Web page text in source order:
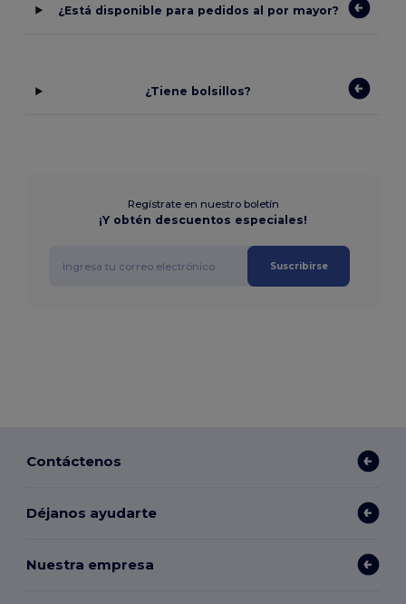
¿Está disponible para pedidos al por mayor?
¿Tiene bolsillos?
Regístrate en nuestro boletín
¡Y obtén descuentos especiales!
Suscribirse
Contáctenos
Déjanos ayudarte
Nuestra empresa